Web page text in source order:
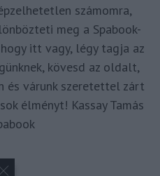
számomra,
meg a Spabook-
itt vagy, légy tagja az
kövesd az oldalt,
és várunk szeretettel zárt
élményt! Kassay Tamás